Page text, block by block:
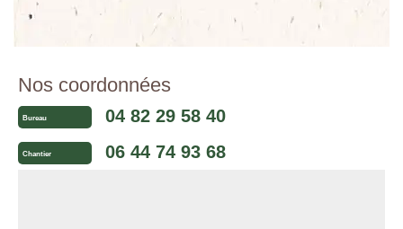
Nos coordonnées
Bureau 04 82 29 58 40
Chantier 06 44 74 93 68